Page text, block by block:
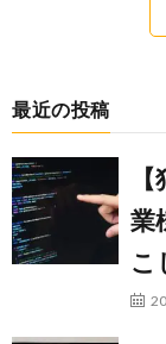
最近の投稿
業
こ